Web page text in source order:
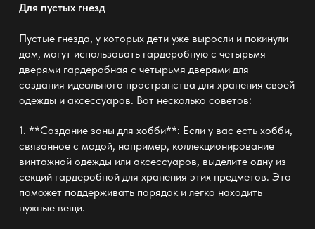
Для пустых гнезд
Пустые гнезда, у которых дети уже выросли и покинули
дом, могут использовать гардеробную с четырьмя
дверями гардеробная с четырьмя дверямидля
создания идеального пространства для хранения своей
одежды и аксессуаров. Вот несколько советов:
1. **Создание зоны для хобби**: Если у вас есть хобби,
связанное с модой, например, коллекционирование
винтажной одежды или аксессуаров, выделите одну из
секций гардеробной для хранения этих предметов. Это
поможет поддерживать порядок и легко находить
нужные вещи.